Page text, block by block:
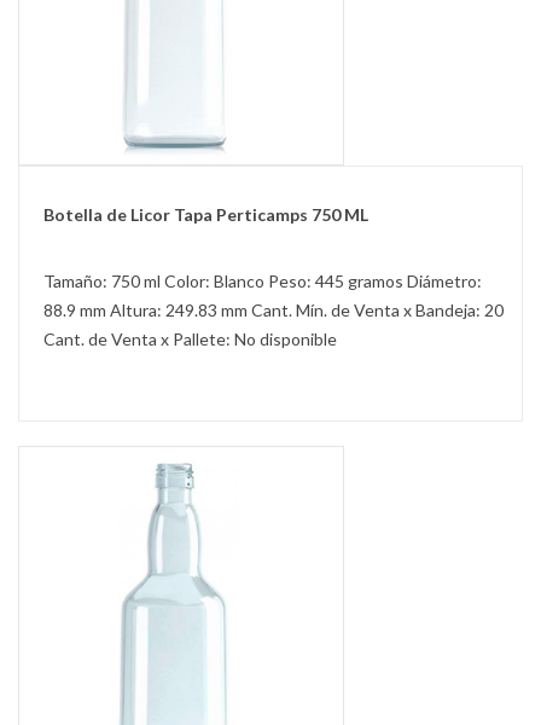
Botella de Licor Tapa Perticamps 750 ML
Tamaño: 750 ml Color: Blanco Peso: 445 gramos Diámetro:
88.9 mm Altura: 249.83 mm Cant. Mín. de Venta x Bandeja: 20
Cant. de Venta x Pallete: No disponible